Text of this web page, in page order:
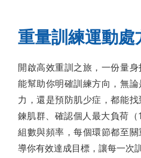
重量訓練運動處
開啟高效重訓之旅，一份量
能幫助你明確訓練方向，無
力，還是預防肌少症，都能
鍊肌群、確認個人最大負荷
組數與頻率，每個環節都至
導你有效達成目標，讓每一次